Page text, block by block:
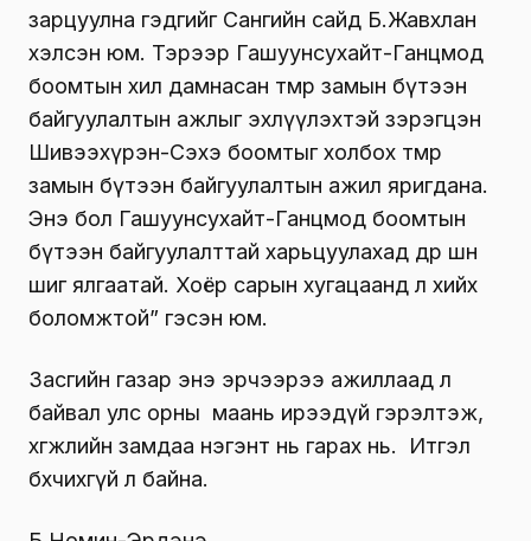
зарцуулна гэдгийг Сангийн сайд Б.Жавхлан
хэлсэн юм. Тэрээр Гашуунсухайт-Ганцмод
боомтын хил дамнасан төмөр замын бүтээн
байгуулалтын ажлыг эхлүүлэхтэй зэрэгцэн
Шивээхүрэн-Сэхэ боомтыг холбох төмөр
замын бүтээн байгуулалтын ажил яригдана.
Энэ бол Гашуунсухайт-Ганцмод боомтын
бүтээн байгуулалттай харьцуулахад өдөр шөнө
шиг ялгаатай. Хоёр сарын хугацаанд л хийх
боломжтой” гэсэн юм.
Засгийн газар энэ эрчээрээ ажиллаад л
байвал улс орны маань ирээдүй гэрэлтэж,
хөгжлийн замдаа нэгэнт нь гарах нь. Итгэл
бөхчихөөгүй л байна.